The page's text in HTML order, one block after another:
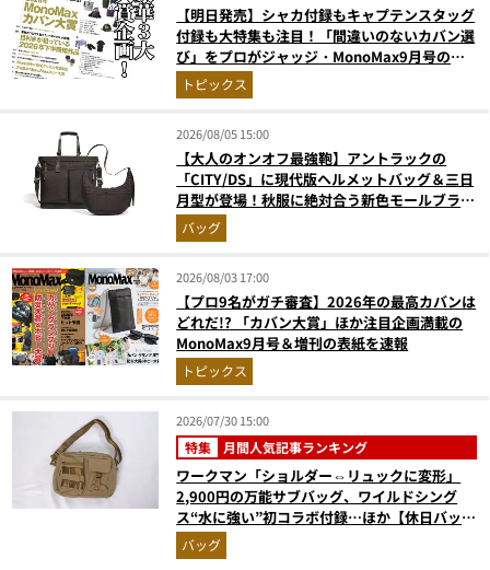
【明日発売】シャカ付録もキャプテンスタッグ
付録も大特集も注目！「間違いのないカバン選
び」をプロがジャッジ・MonoMax9月号の目
次を公開
トピックス
2026/08/05 15:00
【大人のオンオフ最強鞄】アントラックの
「CITY/DS」に現代版ヘルメットバッグ＆三日
月型が登場！秋服に絶対合う新色モールブラウ
ンが傑作
バッグ
2026/08/03 17:00
【プロ9名がガチ審査】2026年の最高カバンは
どれだ!? 「カバン大賞」ほか注目企画満載の
MonoMax9月号＆増刊の表紙を速報
トピックス
2026/07/30 15:00
特集 月間人気記事ランキング
ワークマン「ショルダー⇔リュックに変形」
2,900円の万能サブバッグ、ワイルドシング
ス“水に強い”初コラボ付録…ほか【休日バッグ
の人気記事ランキングベスト3】（2026年6月
版）
バッグ